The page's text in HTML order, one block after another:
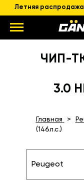
Летняя
ЧИП-
3.0
Главная
(146л.с.)
Peugeot